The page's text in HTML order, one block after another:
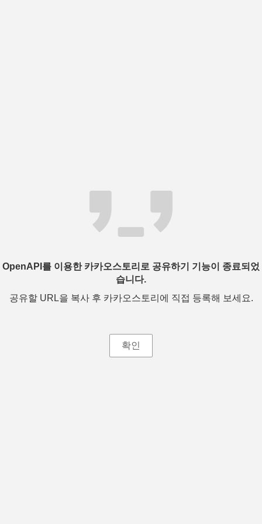
OpenAPI를 이용한 카카오스토리로 공유하기 기능이 종료되었
습니다.
공유할 URL을 복사 후 카카오스토리에 직접 등록해 보세요.
확인